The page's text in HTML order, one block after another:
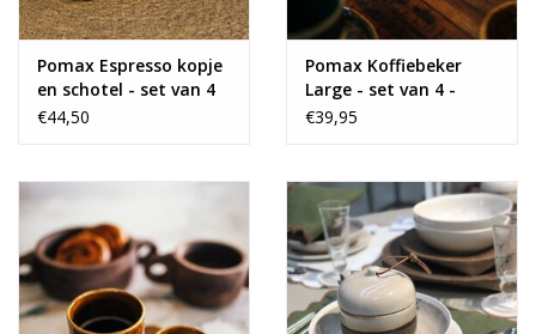
Pomax Espresso kopje
en schotel - set van 4
€44,50
Pomax Koffiebeker
Large - set van 4 -
bruin
€39,95